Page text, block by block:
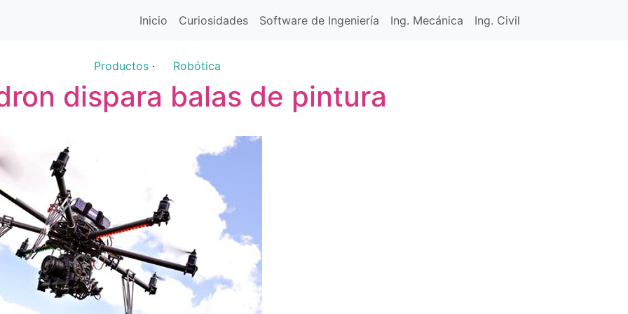
Inicio Curiosidades Software de Ingeniería Ing. Mecánica Ing. Civil
Productos· Robótica
dispara balas de pintura